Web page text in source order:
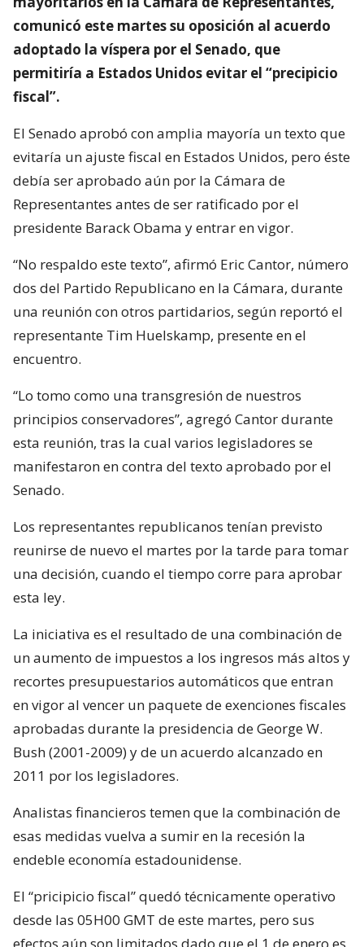
comunicó este martes su oposición al acuerdo
adoptado la víspera por el Senado, que
permitiría a Estados Unidos evitar el “precipicio
fiscal”.
El Senado aprobó con amplia mayoría un texto que
evitaría un ajuste fiscal en Estados Unidos, pero éste
debía ser aprobado aún por la Cámara de
Representantes antes de ser ratificado por el
presidente Barack Obama y entrar en vigor.
“No respaldo este texto”, afirmó Eric Cantor, número
dos del Partido Republicano en la Cámara, durante
una reunión con otros partidarios, según reportó el
representante Tim Huelskamp, presente en el
encuentro.
“Lo tomo como una transgresión de nuestros
principios conservadores”, agregó Cantor durante
esta reunión, tras la cual varios legisladores se
manifestaron en contra del texto aprobado por el
Senado.
Los representantes republicanos tenían previsto
reunirse de nuevo el martes por la tarde para tomar
una decisión, cuando el tiempo corre para aprobar
esta ley.
La iniciativa es el resultado de una combinación de
un aumento de impuestos a los ingresos más altos y
recortes presupuestarios automáticos que entran
en vigor al vencer un paquete de exenciones fiscales
aprobadas durante la presidencia de George W.
Bush (2001-2009) y de un acuerdo alcanzado en
2011 por los legisladores.
Analistas financieros temen que la combinación de
esas medidas vuelva a sumir en la recesión la
endeble economía estadounidense.
El “pricipicio fiscal” quedó técnicamente operativo
desde las 05H00 GMT de este martes, pero sus
efectos aún son limitados dado que el 1 de enero es